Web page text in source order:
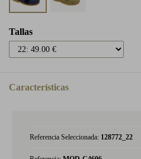
Tallas
Características
Referencia Seleccionada: 128772_22